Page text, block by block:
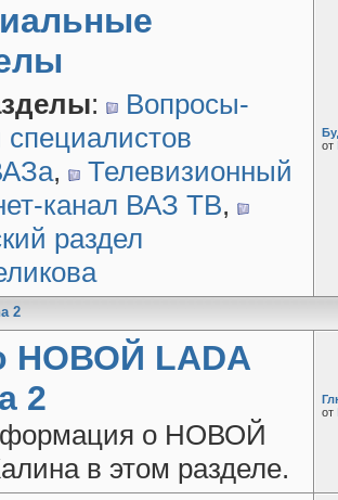
:
Вопросы-
специалистов
,
Телевизионный
канал ВАЗ ТВ,
раздел
от
2
НОВОЙ LADA
2
о НОВОЙ
в этом разделе.
от